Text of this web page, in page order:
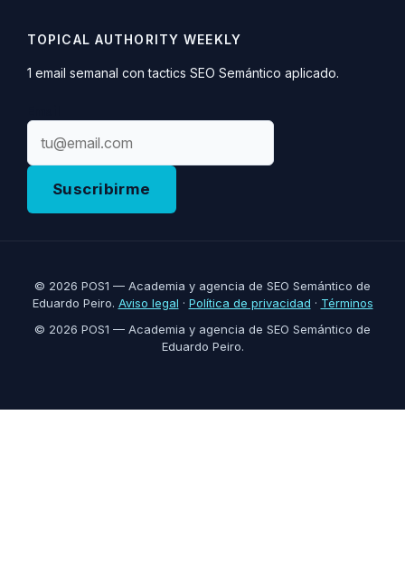
TOPICAL AUTHORITY WEEKLY
1 email semanal con tactics SEO Semántico aplicado.
Suscribirme
© 2026 POS1 — Academia y agencia de SEO Semántico de
Eduardo Peiro. Aviso legal · Política de privacidad · Términos
© 2026 POS1 — Academia y agencia de SEO Semántico de
Eduardo Peiro.